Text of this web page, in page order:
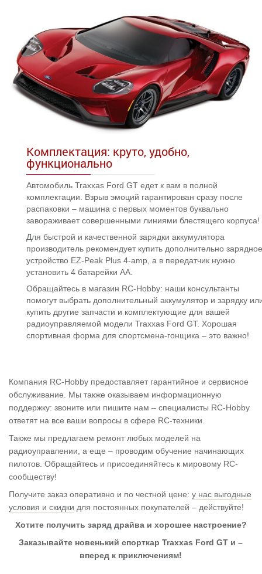
Комплектация: круто, удобно,
функционально
Автомобиль Traxxas Ford GT едет к вам в полной
комплектации. Взрыв эмоций гарантирован сразу после
распаковки – машина с первых моментов буквально
завораживает совершенными линиями блестящего корпуса!
Для быстрой и качественной зарядки аккумулятора
производитель рекомендует купить дополнительно зарядное
устройство EZ-Peak Plus 4-amp, а в передатчик нужно
установить 4 батарейки АА.
Обращайтесь в магазин RC-Hobby: наши консультанты
помогут выбрать дополнительный аккумулятор и зарядку
купить другие запчасти и комплектующие для вашей
радиоуправляемой модели Traxxas Ford GT. Хорошая
спортивная форма для спортсмена-гонщика – это важно!
Компания RC-Hobby предоставляет гарантийное и сервисное
обслуживание. Мы также оказываем информационную
поддержку: звоните или пишите нам – специалисты RC-Hobby
ответят на все ваши вопросы в сфере RC-техники.
Также мы предлагаем ремонт любых моделей на
радиоуправлении, а еще – проводим обучение начинающих
пилотов. Обращайтесь и присоединяйтесь к мировому RC-
сообществу!
Получите заказ оперативно и по честной цене: у нас выгодные
условия и скидки для постоянных покупателей – действуйте!
Хотите получить заряд драйва и хорошее настроение?
Заказывайте новенький спорткар Traxxas Ford GT и –
вперед к приключениям!